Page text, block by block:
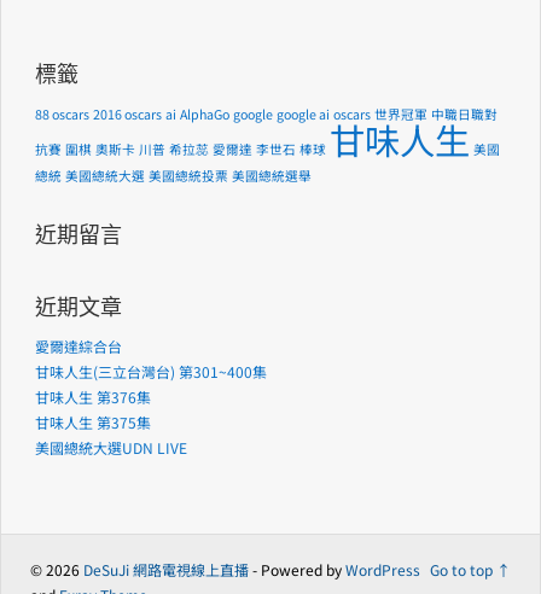
標籤
88 oscars 2016 oscars ai AlphaGo google google ai oscars 世界冠軍 中職日職對
抗賽 圍棋 奧斯卡 川普 希拉蕊 愛爾達 李世石 棒球 甘味人生 美國
總統 美國總統大選 美國總統投票 美國總統選舉
近期留言
近期文章
愛爾達綜合台
甘味人生(三立台灣台) 第301~400集
甘味人生 第376集
甘味人生 第375集
美國總統大選UDN LIVE
Go to top ↑
© 2026 DeSuJi 網路電視線上直播- Powered byWordPress